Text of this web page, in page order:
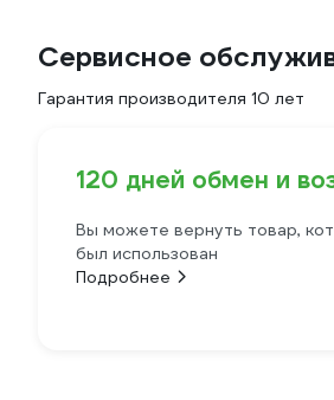
Сервисное
Гарантия производителя 10 лет
120 дней обмен и
Вы можете вернуть товар,
был использован
Подробнее